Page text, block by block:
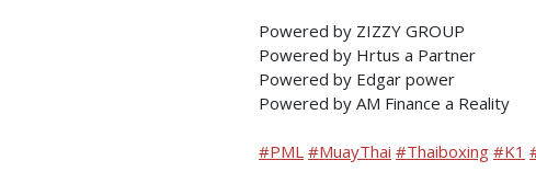
Powered by ZIZZY GROUP
Powered by Hrtus a Partner
Powered by Edgar power
Powered by AM Finance a Reality
#PML #MuayThai #Thaiboxing #K1